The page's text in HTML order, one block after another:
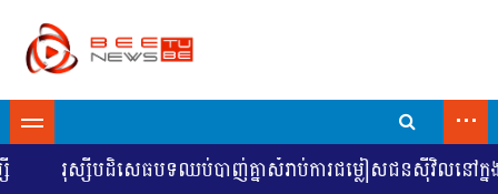
...
បដិសេធបទឈប់បាញ់គ្នាសំរាប់ការជម្លៀសជនស៊ីវិលនៅក្នុងពិធីបុណ្យ